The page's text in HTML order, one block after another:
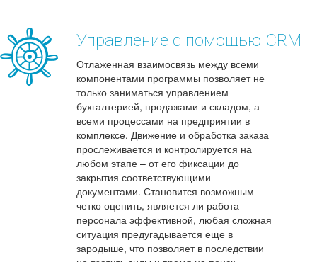
Управление с помощью CRM
Отлаженная взаимосвязь между всеми
компонентами программы позволяет не
только заниматься управлением
бухгалтерией, продажами и складом, а
всеми процессами на предприятии в
комплексе. Движение и обработка заказа
прослеживается и контролируется на
любом этапе – от его фиксации до
закрытия соответствующими
документами. Становится возможным
четко оценить, является ли работа
персонала эффективной, любая сложная
ситуация предугадывается еще в
зародыше, что позволяет в последствии